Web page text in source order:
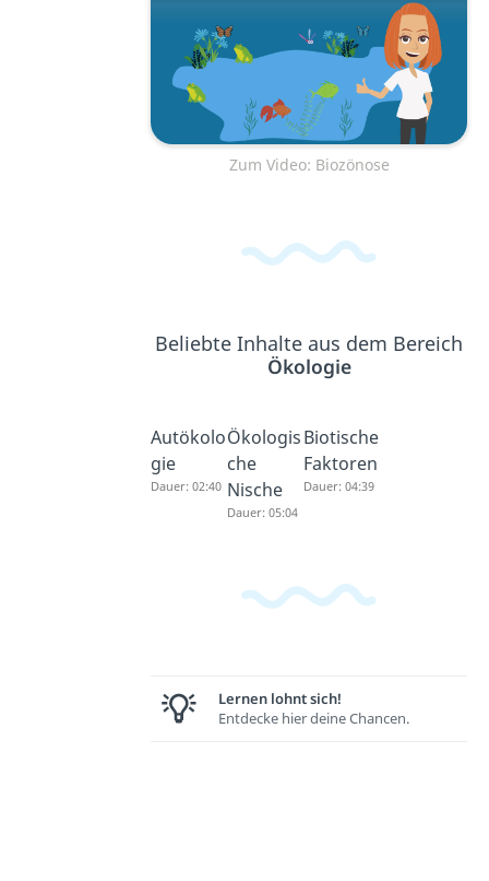
Zum Video: Biozönose
Beliebte Inhalte aus dem Bereich
Ökologie
Autökolo
gie
Dauer: 02:40
Ökologis
che
Nische
Dauer: 05:04
Biotische
Faktoren
Dauer: 04:39
Lernen lohnt sich!
Entdecke hier deine Chancen.